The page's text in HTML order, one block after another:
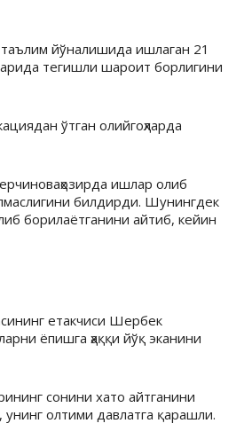
йўналишида ишлаган 21
тегишли шароит борлигини
ўтган олийгоҳларда
ишлар олиб
билдирди. Шунингдек
борилаётганини айтиб, кейин
етакчиси Шербек
ёпишга ҳаққи йўқ эканини
сонини хато айтганини
олтими давлатга қарашли.